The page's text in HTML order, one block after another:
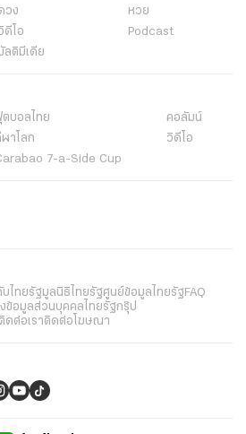
วง
หวย
ดีโอ
Podcast
ลติมีเดีย
บอลไทย
คอลัมน์
าโลก
วิดีโอ
7-a-Side Cup
บไทยรัฐมูลนิธิไทยรัฐศูนย์ข้อมูลไทยรัฐFAQ
ข้อมูลส่วนบุคคลไทยรัฐกรุ๊ป
ติดต่อเราติดต่อโฆษณา